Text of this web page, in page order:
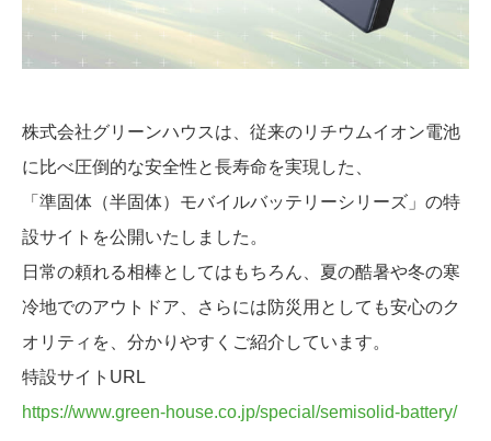
株式会社グリーンハウスは、従来のリチウムイオン電池
に比べ圧倒的な安全性と長寿命を実現した、
「準固体（半固体）モバイルバッテリーシリーズ」の特
設サイトを公開いたしました。
日常の頼れる相棒としてはもちろん、夏の酷暑や冬の寒
冷地でのアウトドア、さらには防災用としても安心のク
オリティを、分かりやすくご紹介しています。
特設サイトURL
https://www.green-house.co.jp/special/semisolid-battery/